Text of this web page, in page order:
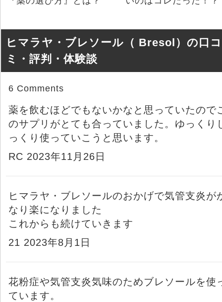
ヒマラヤ・ブレソール（ Bresol）の口コ
ミ・評判・体験談
6 Comments
薬を飲むほどでもないかなと思っていたので
のサプリがとても合っていました。ゆっくり
っくり使っていこうと思います。
RC 2023年11月26日
ヒマラヤ・ブレソールのおかげで気管支炎が
なり楽になりました
これからも続けていきます
21 2023年8月1日
花粉症や気管支炎気味のためブレソールを使
ています。